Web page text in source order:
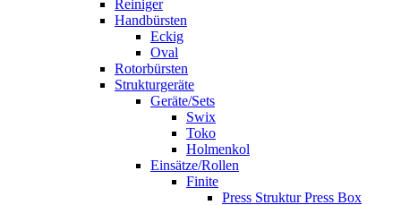
Reiniger
Handbürsten
Eckig
Oval
Rotorbürsten
Strukturgeräte
Geräte/Sets
Swix
Toko
Holmenkol
Einsätze/Rollen
Finite
Press Struktur Press Box